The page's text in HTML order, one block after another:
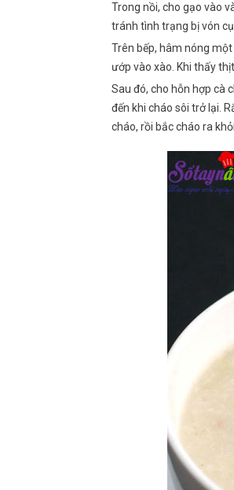
Trong nồi, cho gạo vào
tránh tình trạng bị vón
Trên bếp, hâm nóng
ướp vào xào. Khi thấy
Sau đó, cho hỗn hợp cà
đến khi cháo sôi trở lại.
cháo, rồi bắc cháo ra